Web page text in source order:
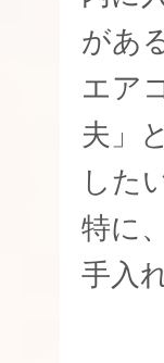
があ
エア
夫」
した
特に
手入